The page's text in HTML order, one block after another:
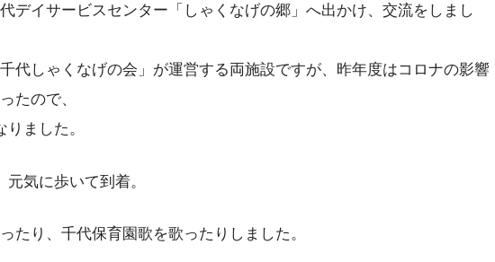
デイサービスセンター「しゃくなげの郷」へ出かけ、交流をしまし
代しゃくなげの会」が運営する両施設ですが、昨年度はコロナの影響
たので、
ました。
気に歩いて到着。
たり、千代保育園歌を歌ったりしました。